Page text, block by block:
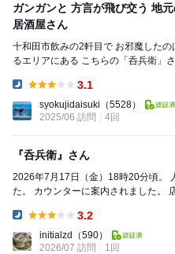
ガンガンと 方言が飛び交う 地
居酒屋さん
十和田市飲みの2軒目で お邪魔したのは 飲み屋街の居酒屋さんが集
るエリアにある こちらの「呑兵衛」さん 家内曰く こちらも若いころから
3.1
syokujidaisuki （5528）
2025/06 訪問
4回
『呑兵衛』さん
2026年7月17日（金）18時20分頃。 人気店らしいので予約しておきまし
た。 カウンターに案内されました。 店内は賑やかです。 子供と家族連れ
3.2
initialzd
（590）
2026/07 訪問
1回